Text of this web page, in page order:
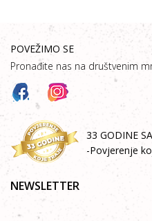
POVEŽIMO SE
Pronađite nas na društvenim
33 GODINE
-Povjerenje
NEWSLETTER